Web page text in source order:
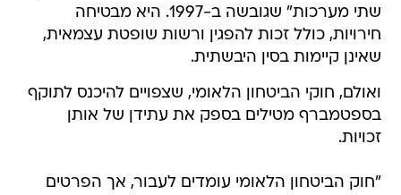
שתי מערכות" שגובשה ב-1997. היא מבטיחה
חירויות, כולל זכות להפגין ורשות שופטת עצמאית,
שאינן קיימות בסין היבשתית.
ואולם, חוקי הביטחון הלאומי, שצפויים להיכנס לתוקף
בספטמברף מטילים בספק את עתידן של אותן
זכויות.
"חוק הביטחון הלאומי עומדים לעבור, אך הפרטים